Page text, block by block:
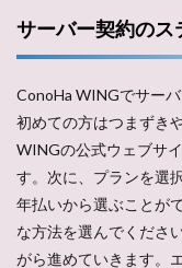
サーバー契約のス
ConoHa WINGでサー
初めての方はつまずき
WINGの公式ウェブサ
す。次に、プランを選
年払いから選ぶことが
な方法を選んでくださ
がら進めていきます。